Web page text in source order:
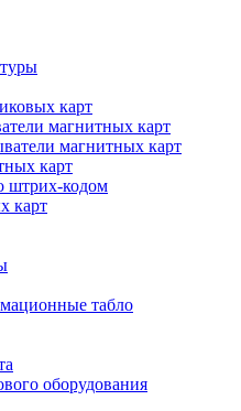
карт
магнитных карт
магнитных карт
карт
штрих-кодом
карт
табло
оборудования